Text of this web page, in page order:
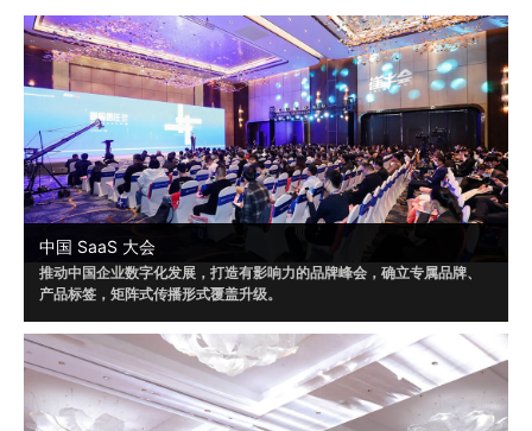
中国 SaaS 大会
推动中国企业数字化发展，打造有影响力的品牌峰会，确立专属品牌、
产品标签，矩阵式传播形式覆盖升级。